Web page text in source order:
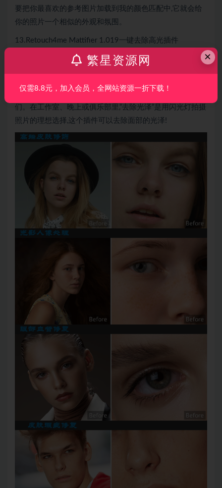
要把你最喜欢的参考图片加载到我的颜色匹配中,它就会给
你的照片一个相似的外观和氛围。
13.Retouch4me Mattifier 1.019一键去除高光插件
更完美。在皮肤上变柔和。触摸4我的矩阵显示器会自动地
显示器会自动地在脸上的皮肤区域上留下光泽并修复它
们。在工作室、晚上或俱乐部里,”去除光泽”是用闪光灯拍摄
照片的理想选择,这个插件可以去除面部的光泽!
×
繁星资源网
仅需8.8元，加入会员，全网站资源一折下载！